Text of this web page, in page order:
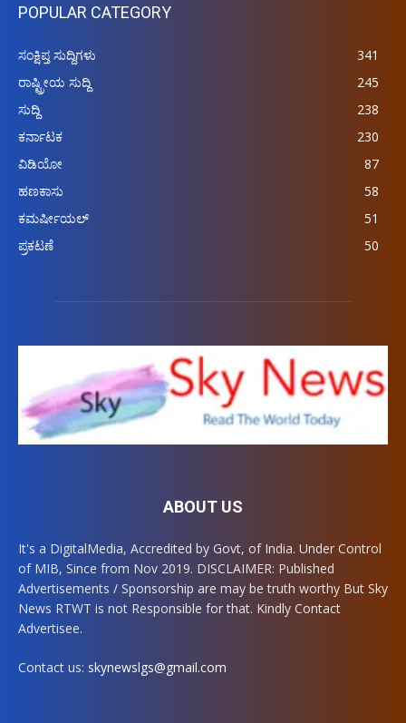
POPULAR CATEGORY
ಸಂಕ್ಷಿಪ್ತ ಸುದ್ದಿಗಳು
341
ರಾಷ್ಟ್ರೀಯ ಸುದ್ದಿ
245
ಸುದ್ದಿ
238
ಕರ್ನಾಟಕ
230
ವಿಡಿಯೋ
87
ಹಣಕಾಸು
58
ಕಮರ್ಷೀಯಲ್
51
ಪ್ರಕಟಣೆ
50
ABOUT US
It's a DigitalMedia, Accredited by Govt, of India. Under Control
of MIB, Since from Nov 2019. DISCLAIMER: Published
Advertisements / Sponsorship are may be truth worthy But Sky
News RTWT is not Responsible for that. Kindly Contact
Advertisee.
Contact us: skynewslgs@gmail.com